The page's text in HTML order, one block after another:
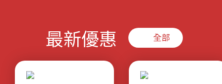
最新優惠 全部